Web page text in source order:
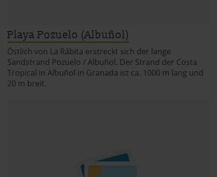
Playa Pozuelo (Albuñol)
Östlich von La Rábita erstreckt sich der lange
Sandstrand Pozuelo / Albuñol. Der Strand der Costa
Tropical in Albuñol in Granada ist ca. 1000 m lang und
20 m breit.